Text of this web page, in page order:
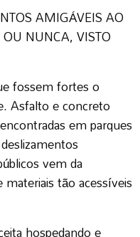
AMIGÁVEIS ​​AO
NUNCA, VISTO
fossem fortes o
Asfalto e concreto
em parques
vem da
tão acessíveis